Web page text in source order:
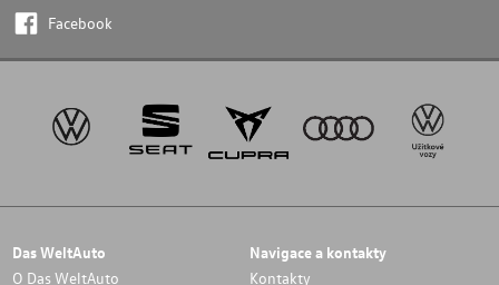
Facebook
Das WeltAuto
O Das WeltAuto
Navigace a kontakty
Kontakty